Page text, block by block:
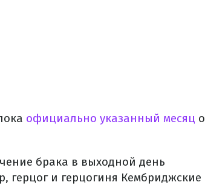
официально указанный месяц о
брака в выходной день
герцог и герцогиня Кембриджские